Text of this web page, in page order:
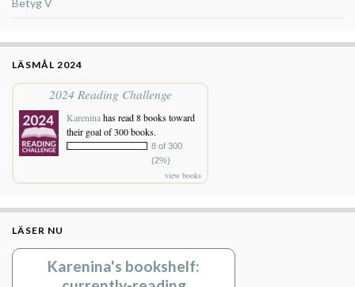
Betyg V
LÄSMÅL 2024
2024 Reading Challenge
Kareninahas read 8 books toward
their goal of 300 books.
8 of 300
(2%)
view books
LÄSER NU
Karenina's bookshelf: